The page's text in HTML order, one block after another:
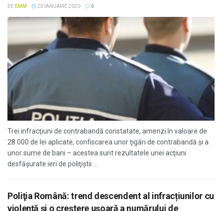
DE EMM 23 IANUARIE 2020 0
Trei infracţiuni de contrabandă constatate, amenzi în valoare de
28 000 de lei aplicate, confiscarea unor ţigări de contrabandă şi a
unor sume de bani – acestea sunt rezultatele unei acţiuni
desfăşurate ieri de poliţiştii ...
Poliţia Română: trend descendent al infracțiunilor cu
violență și o creștere ușoară a numărului de